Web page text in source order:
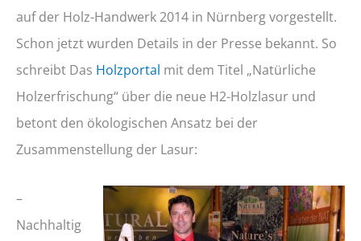
auf der Holz-Handwerk 2014 in Nürnberg vorgestellt.
Schon jetzt wurden Details in der Presse bekannt. So
schreibt Das Holzportal mit dem Titel „Natürliche
Holzerfrischung“ über die neue H2-Holzlasur und
betont den ökologischen Ansatz bei der
Zusammenstellung der Lasur:
–
Nachhaltig